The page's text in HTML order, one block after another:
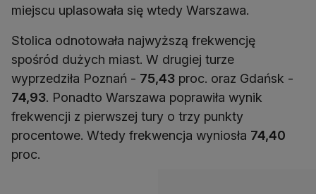
miejscu uplasowała się wtedy Warszawa.
Stolica odnotowała najwyższą frekwencję
spośród dużych miast. W drugiej turze
wyprzedziła Poznań - 75,43 proc. oraz Gdańsk -
74,93. Ponadto Warszawa poprawiła wynik
frekwencji z pierwszej tury o trzy punkty
procentowe. Wtedy frekwencja wyniosła 74,40
proc.